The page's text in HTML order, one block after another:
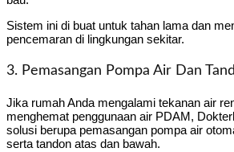
Sistem ini di buat untuk tahan lama dan
pencemaran di lingkungan sekitar.
3. Pemasangan Pompa Air Dan
Jika rumah Anda mengalami tekanan air
menghemat penggunaan air PDAM,
solusi berupa pemasangan pompa air
serta tandon atas dan bawah.